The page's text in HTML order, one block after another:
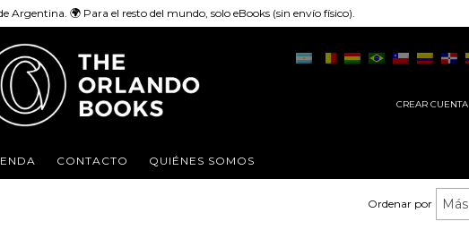
Argentina. 🌍 Para el resto del mundo, solo eBooks (sin envío físico).
CREAR CUENTA
CONTACTO QUIÉNES SOMOS
Ordenar por